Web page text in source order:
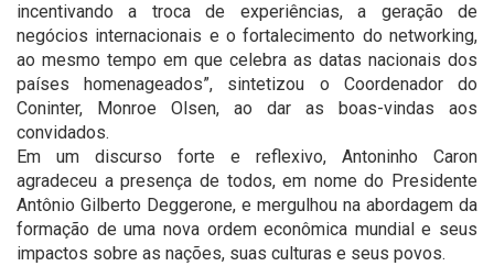
incentivando a troca de experiências, a geração de
negócios internacionais e o fortalecimento do networking,
ao mesmo tempo em que celebra as datas nacionais dos
países homenageados”, sintetizou o Coordenador do
Coninter, Monroe Olsen, ao dar as boas-vindas aos
convidados.
Em um discurso forte e reflexivo, Antoninho Caron
agradeceu a presença de todos, em nome do Presidente
Antônio Gilberto Deggerone, e mergulhou na abordagem da
formação de uma nova ordem econômica mundial e seus
impactos sobre as nações, suas culturas e seus povos.